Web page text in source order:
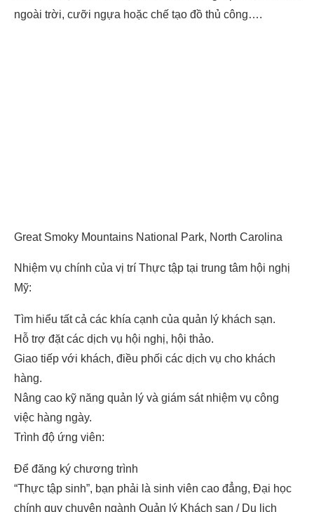
ngoài trời, cưỡi ngựa hoặc chế tạo đồ thủ công….
Great Smoky Mountains National Park, North Carolina
Nhiệm vụ chính của vị trí Thực tập tại trung tâm hội nghị
Mỹ:
Tìm hiểu tất cả các khía cạnh của quản lý khách sạn.
Hỗ trợ đặt các dịch vụ hội nghị, hội thảo.
Giao tiếp với khách, điều phối các dịch vụ cho khách
hàng.
Nâng cao kỹ năng quản lý và giám sát nhiệm vụ công
việc hàng ngày.
Trình độ ứng viên:
Để đăng ký chương trình
“Thực tập sinh”, bạn phải là sinh viên cao đẳng, Đại học
chính quy chuyên ngành Quản lý Khách sạn / Du lịch